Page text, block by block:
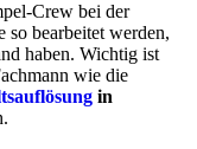
Crew bei der
bearbeitet werden,
haben. Wichtig ist
wie die
in